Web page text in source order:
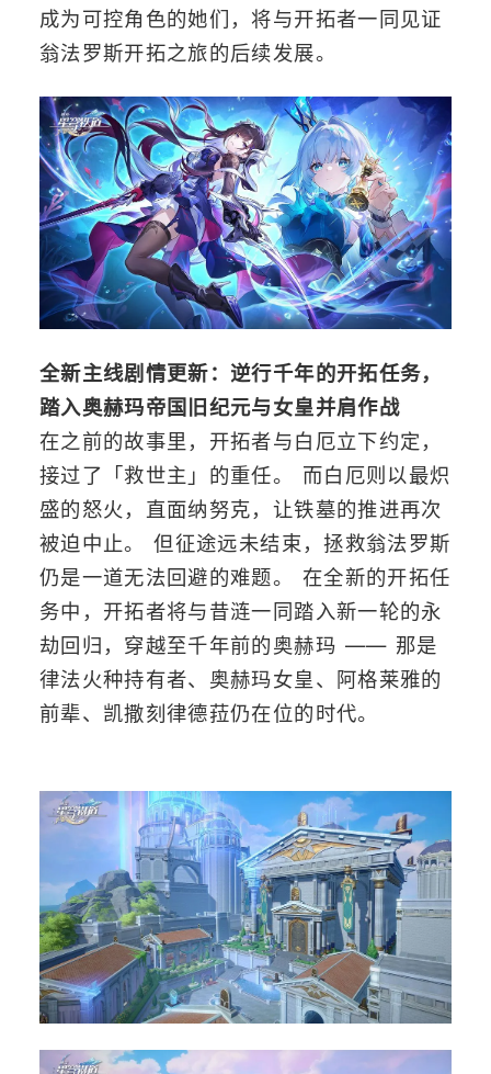
成为可控角色的她们，将与开拓者一同见证
翁法罗斯开拓之旅的后续发展。
全新主线剧情更新：逆行千年的开拓任务，
踏入奥赫玛帝国旧纪元与女皇并肩作战
在之前的故事里，开拓者与白厄立下约定，
接过了「救世主」的重任。 而白厄则以最炽
盛的怒火，直面纳努克，让铁墓的推进再次
被迫中止。 但征途远未结束，拯救翁法罗斯
仍是一道无法回避的难题。 在全新的开拓任
务中，开拓者将与昔涟一同踏入新一轮的永
劫回归，穿越至千年前的奥赫玛 —— 那是
律法火种持有者、奥赫玛女皇、阿格莱雅的
前辈、凯撒刻律德菈仍在位的时代。